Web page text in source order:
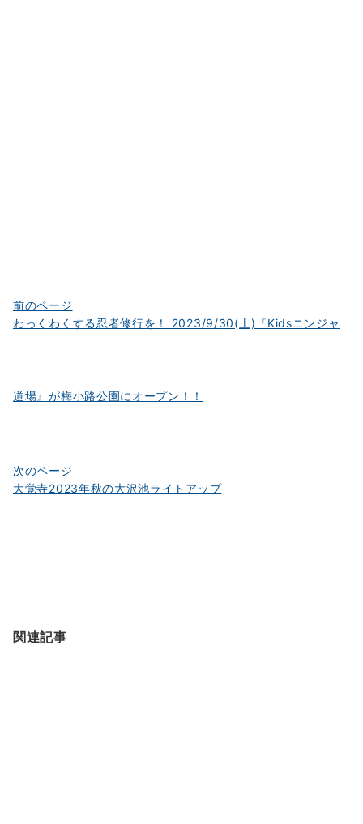
投
稿
ゲ
ョ
ン
前のページ
わっくわくする忍者修行を！ 2023/9/30(土)『Kidsニンジャ
道場』が梅小路公園にオープン！！
次のページ
大覚寺2023年秋の大沢池ライトアップ
関連記事